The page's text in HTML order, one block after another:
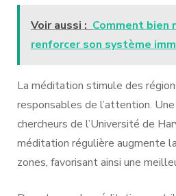
Voir aussi : Comment bien
renforcer son système
La méditation stimule des
responsables de l’attention.
chercheurs de l’Université de
méditation régulière augmente
zones, favorisant ainsi une